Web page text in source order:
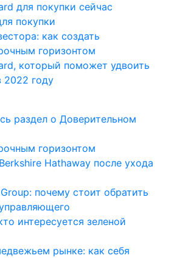
для покупки сейчас
покупки
как создать
горизонтом
который поможет удвоить
2022 году
горизонтом
Hathaway после ухода
почему стоит обратить
интересуется зеленой
рынке: как себя